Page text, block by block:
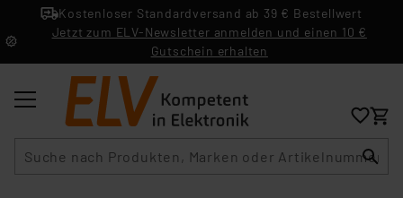
Kostenloser Standardversand ab 39 € Bestellwert
Jetzt zum ELV-Newsletter anmelden und einen 10 €
Gutschein erhalten